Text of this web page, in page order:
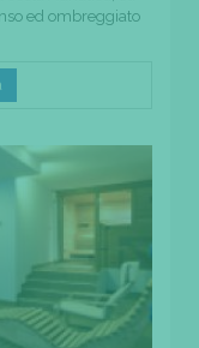
ed ombreggiato